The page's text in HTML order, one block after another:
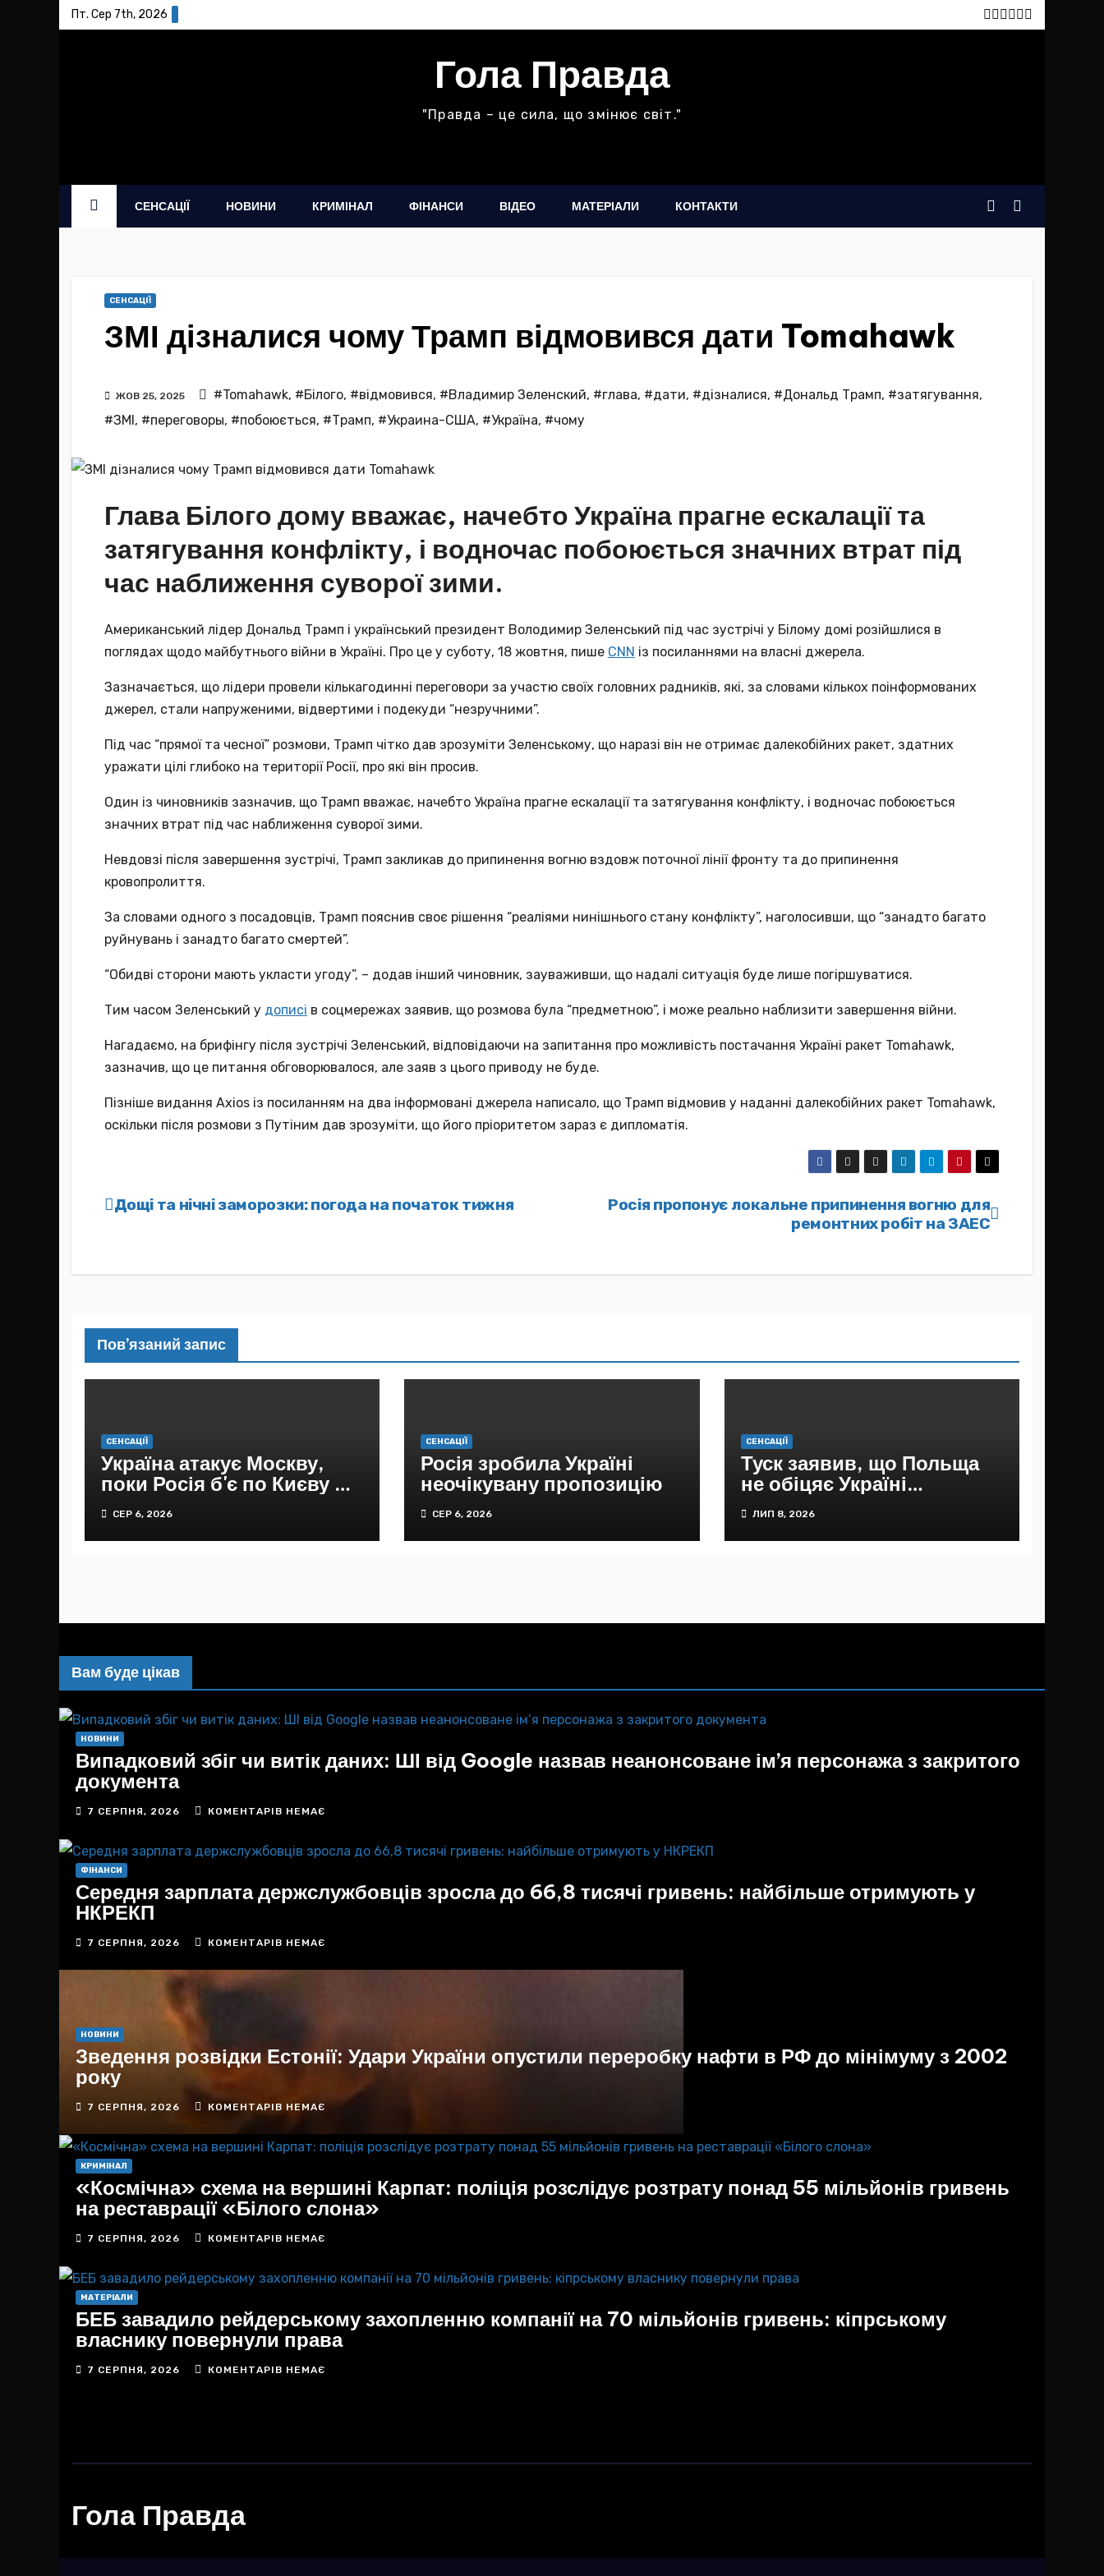
Пт. Сер 7th, 2026
Гола Правда
"Правда – це сила, що змінює світ."
СЕНСАЦІЇ НОВИНИ КРИМІНАЛ ФІНАНСИ ВІДЕО МАТЕРІАЛИ КОНТАКТИ
СЕНСАЦІЇ
ЗМІ дізналися чому Трамп відмовився дати Tomahawk
ЖОВ 25, 2025 #Tomahawk, #Білого, #відмовився, #Владимир Зеленский, #глава, #дати, #дізналися, #Дональд Трамп, #затягування,
#ЗМІ , #переговоры, #побоюється, #Трамп, #Украина-США, #Україна, #чому
Глава Білого дому вважає, начебто Україна прагне ескалації та
затягування конфлікту, і водночас побоюється значних втрат під
час наближення суворої зими.
Американський лідер Дональд Трамп і український президент Володимир Зеленський під час зустрічі у Білому домі розійшлися в
поглядах щодо майбутнього війни в Україні. Про це у суботу, 18 жовтня, пише CNN із посиланнями на власні джерела.
Зазначається, що лідери провели кількагодинні переговори за участю своїх головних радників, які, за словами кількох поінформованих
джерел, стали напруженими, відвертими і подекуди “незручними”.
Під час “прямої та чесної” розмови, Трамп чітко дав зрозуміти Зеленському, що наразі він не отримає далекобійних ракет, здатних
уражати цілі глибоко на території Росії, про які він просив.
Один із чиновників зазначив, що Трамп вважає, начебто Україна прагне ескалації та затягування конфлікту, і водночас побоюється
значних втрат під час наближення суворої зими.
Невдовзі після завершення зустрічі, Трамп закликав до припинення вогню вздовж поточної лінії фронту та до припинення
кровопролиття.
За словами одного з посадовців, Трамп пояснив своє рішення “реаліями нинішнього стану конфлікту”, наголосивши, що “занадто багато
руйнувань і занадто багато смертей”.
“Обидві сторони мають укласти угоду”, – додав інший чиновник, зауваживши, що надалі ситуація буде лише погіршуватися.
Тим часом Зеленський у дописі в соцмережах заявив, що розмова була “предметною”, і може реально наблизити завершення війни.
Нагадаємо, на брифінгу після зустрічі Зеленський, відповідаючи на запитання про можливість постачання Україні ракет Tomahawk,
зазначив, що це питання обговорювалося, але заяв з цього приводу не буде.
Пізніше видання Axios із посиланням на два інформовані джерела написало, що Трамп відмовив у наданні далекобійних ракет Tomahawk,
оскільки після розмови з Путіним дав зрозуміти, що його пріоритетом зараз є дипломатія.
Навігація
Росія пропонує локальне припинення вогню для
ремонтних робіт на ЗАЕС
Дощі та нічні заморозки: погода на початок тижня
Пов’язаний запис
СЕНСАЦІЇ
Україна атакує Москву,
поки Росія б'є по Києву –
ЦПД
СЕР 6, 2026
СЕНСАЦІЇ
Росія зробила Україні
неочікувану пропозицію
СЕР 6, 2026
СЕНСАЦІЇ
Туск заявив, що Польща
не обіцяє Україні
подальшої фінансової
допомоги
ЛИП 8, 2026
Вам буде цікав
НОВИНИ
Випадковий збіг чи витік даних: ШІ від Google назвав неанонсоване ім’я персонажа з закритого
документа
7 СЕРПНЯ, 2026 КОМЕНТАРІВ НЕМАЄ
ФІНАНСИ
Середня зарплата держслужбовців зросла до 66,8 тисячі гривень: найбільше отримують у
НКРЕКП
7 СЕРПНЯ, 2026 КОМЕНТАРІВ НЕМАЄ
НОВИНИ
Зведення розвідки Естонії: Удари України опустили переробку нафти в РФ до мінімуму з 2002
року
7 СЕРПНЯ, 2026 КОМЕНТАРІВ НЕМАЄ
КРИМІНАЛ
«Космічна» схема на вершині Карпат: поліція розслідує розтрату понад 55 мільйонів гривень
на реставрації «Білого слона»
7 СЕРПНЯ, 2026 КОМЕНТАРІВ НЕМАЄ
МАТЕРІАЛИ
БЕБ завадило рейдерському захопленню компанії на 70 мільйонів гривень: кіпрському
власнику повернули права
7 СЕРПНЯ, 2026 КОМЕНТАРІВ НЕМАЄ
Гола Правда